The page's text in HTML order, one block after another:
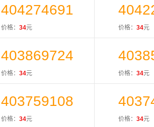
404274691
价格： 34元 价格： 34元
403869724
价格： 34元 价格： 34元
403759108
价格： 34元 价格： 34元